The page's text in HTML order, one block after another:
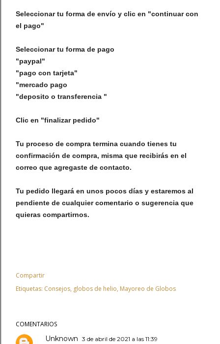
Seleccionar tu forma de envío y clic en "continuar con
el pago"
Seleccionar tu forma de pago
"paypal"
"pago con tarjeta"
"mercado pago
"deposito o transferencia "
Clic en "finalizar pedido"
Tu proceso de compra termina cuando tienes tu
confirmación de compra, misma que recibirás en el
correo que agregaste de contacto.
Tu pedido llegará en unos pocos días y estaremos al
pendiente de cualquier comentario o sugerencia que
quieras compartirnos.
Compartir
Etiquetas: Consejos globos de helio Mayoreo de Globos
COMENTARIOS
Unknown 3 de abril de 2021 a las 11:39